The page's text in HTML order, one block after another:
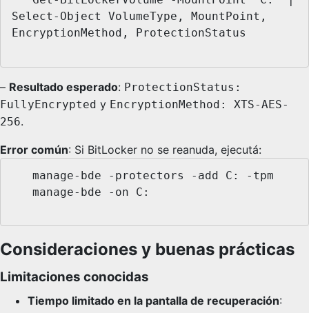
Select-Object VolumeType, MountPoint,
EncryptionMethod, ProtectionStatus
– Resultado esperado: ProtectionStatus:
FullyEncrypted y EncryptionMethod: XTS-AES-
256.
Error común: Si BitLocker no se reanuda, ejecutá:
Consideraciones y buenas prácticas
Limitaciones conocidas
Tiempo limitado en la pantalla de recuperación: